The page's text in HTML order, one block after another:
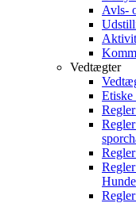
Avls-
Vedtægter
Etiske
Hunde